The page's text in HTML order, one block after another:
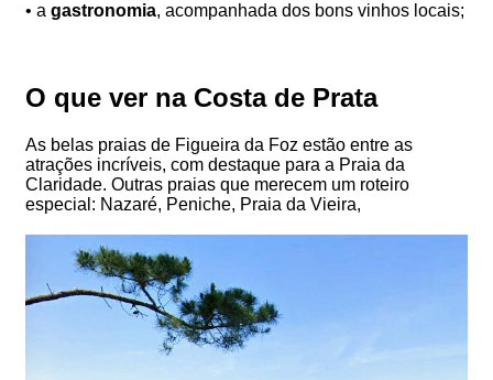
• a gastronomia, acompanhada dos bons vinhos locais;
O que ver na Costa de Prata
As belas praias de Figueira da Foz estão entre as
atrações incríveis, com destaque para a Praia da
Claridade. Outras praias que merecem um roteiro
especial: Nazaré, Peniche, Praia da Vieira,